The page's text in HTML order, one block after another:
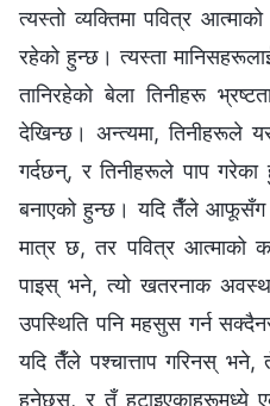
त्यस्तो व्यक्तिमा पवित्र
रहेको हुन्छ। त्यस्ता
तानिरहेको बेला तिनीहरू
देखिन्छ। अन्त्यमा, तिनीहरूले
गर्दछन्, र तिनीहरूले पाप गरेका
बनाएको हुन्छ। यदि तैँले आफूसँग
मात्र छ, तर पवित्र आत्माको
पाइस् भने, त्यो खतरनाक
उपस्थिति पनि महसुस गर्न
यदि तैँले पश्‍चात्ताप गरिनस् भने,
हुनेछस्, र तँ